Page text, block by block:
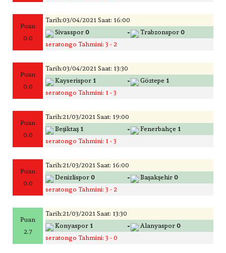
Puan
0.0
Tarih:03/04/2021 Saat: 16:00
Sivasspor 0 - Trabzonspor 0
seratongo Tahmini: 3 - 2
Puan
0.0
Tarih:03/04/2021 Saat: 13:30
Kayserispor 1 - Göztepe 1
seratongo Tahmini: 1 - 3
Puan
0.0
Tarih:21/03/2021 Saat: 19:00
Beşiktaş 1 - Fenerbahçe 1
seratongo Tahmini: 1 - 3
Puan
0.0
Tarih:21/03/2021 Saat: 16:00
Denizlispor 0 - Başakşehir 0
seratongo Tahmini: 3 - 2
Puan
2.7
Tarih:21/03/2021 Saat: 13:30
Konyaspor 1 - Alanyaspor 0
seratongo Tahmini: 3 - 0